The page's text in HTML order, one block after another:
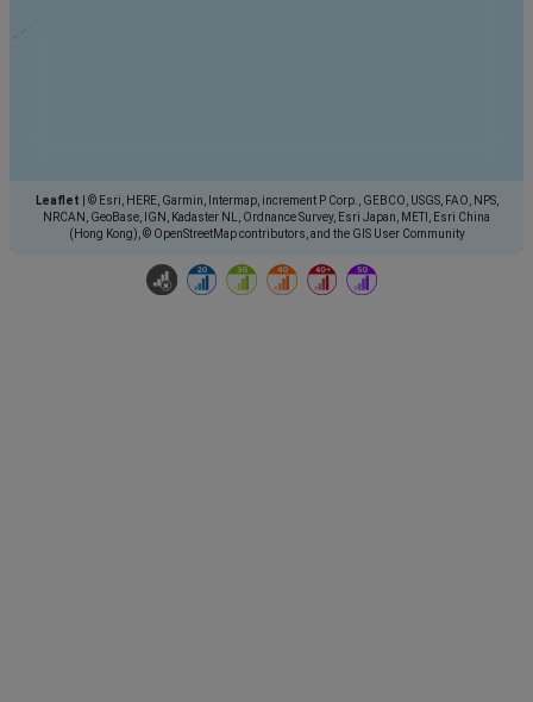
Leaflet
© Esri, HERE, Garmin, Intermap, increment P Corp., GEBCO, USGS, FAO, NPS,
NRCAN, GeoBase, IGN, Kadaster NL, Ordnance Survey, Esri Japan, METI, Esri China
(Hong Kong), © OpenStreetMap contributors, and the GIS User Community